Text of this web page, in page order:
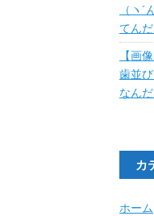
（ヽ
てん
【画
歯並
なん
カ
ホーム